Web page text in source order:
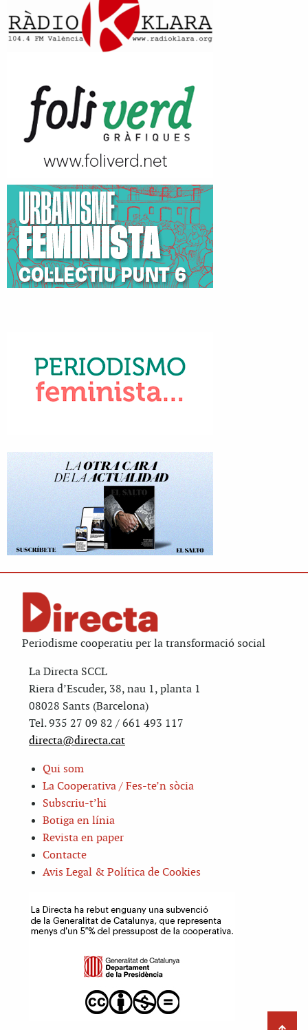
Periodisme cooperatiu per la transformació social
La Directa SCCL
Riera d’Escuder, 38, nau 1, planta 1
08028 Sants (Barcelona)
Tel. 935 27 09 82 / 661 493 117
directa@directa.cat
Qui som
La Cooperativa / Fes-te’n sòcia
Subscriu-t’hi
Botiga en línia
Revista en paper
Contacte
Avis Legal & Política de Cookies